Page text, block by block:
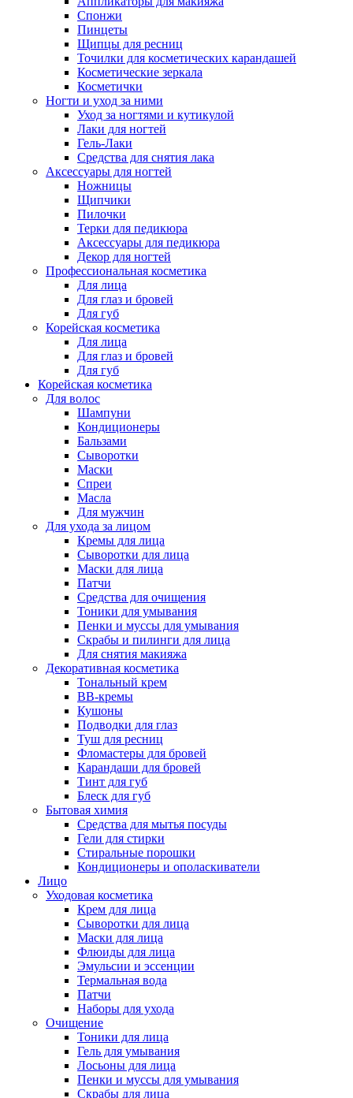
Спонжи
Пинцеты
Щипцы для ресниц
Точилки для косметических карандашей
Косметические зеркала
Косметички
Ногти и уход за ними
Уход за ногтями и кутикулой
Лаки для ногтей
Гель-Лаки
Средства для снятия лака
Аксессуары для ногтей
Ножницы
Щипчики
Пилочки
Терки для педикюра
Аксессуары для педикюра
Декор для ногтей
Профессиональная косметика
Для лица
Для глаз и бровей
Для губ
Корейская косметика
Для лица
Для глаз и бровей
Для губ
Корейская косметика
Для волос
Шампуни
Кондиционеры
Бальзами
Сыворотки
Маски
Спреи
Масла
Для мужчин
Для ухода за лицом
Кремы для лица
Сыворотки для лица
Маски для лица
Патчи
Средства для очищения
Тоники для умывания
Пенки и муссы для умывания
Скрабы и пилинги для лица
Для снятия макияжа
Декоративная косметика
Тональный крем
BB-кремы
Кушоны
Подводки для глаз
Туш для ресниц
Фломастеры для бровей
Карандаши для бровей
Тинт для губ
Блеск для губ
Бытовая химия
Средства для мытья посуды
Гели для стирки
Стиральные порошки
Кондиционеры и ополаскиватели
Лицо
Уходовая косметика
Крем для лица
Сыворотки для лица
Маски для лица
Флюиды для лица
Эмульсии и эссенции
Термальная вода
Патчи
Наборы для ухода
Очищение
Тоники для лица
Гель для умывания
Лосьоны для лица
Пенки и муссы для умывания
Скрабы для лица